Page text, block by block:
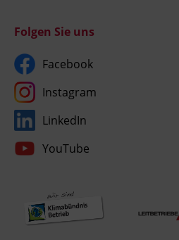
Folgen Sie uns
Facebook
Instagram
LinkedIn
YouTube